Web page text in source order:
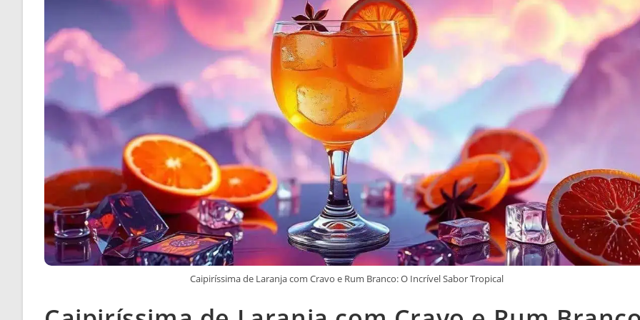
Caipiríssima de Laranja com Cravo e Rum Branco: O Incrível Sabor Tropical